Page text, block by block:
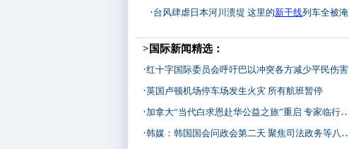
·台风肆虐日本河川溃堤 这里的新干线列车全被淹了！(图)
>国际新闻精选：
·红十字国际委员会呼吁巴以冲突各方减少平民伤害
·英国卢顿机场停车场发生火灾 所有航班暂停
·加拿大“当代白求恩赴华公益之旅”重启 专家临行谈白求恩精神
·韩媒：韩国国会问政会第二天 聚焦司法政务等八大领域